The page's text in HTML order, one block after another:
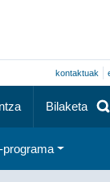
kontaktuak
Bilaketa
programa